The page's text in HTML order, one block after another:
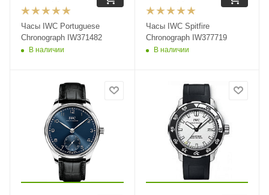
Часы IWC Portuguese
Chronograph IW371482
В наличии
Часы IWC Spitfire
Chronograph IW377719
В наличии